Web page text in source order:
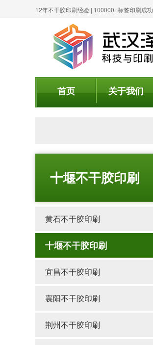
12年不干胶印刷经验 | 100000+标签印刷成
首页 关于我们
十堰不干胶印刷
黄石不干胶印刷
十堰不干胶印刷
宜昌不干胶印刷
襄阳不干胶印刷
荆州不干胶印刷